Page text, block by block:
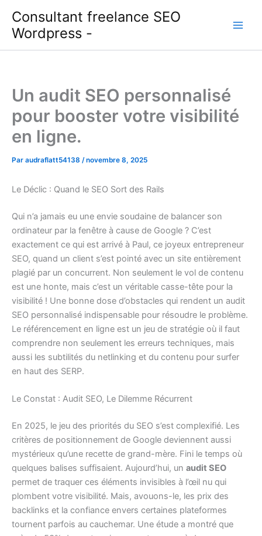
contenu
Consultant freelance SEO
Wordpress -
Un audit SEO personnalisé
pour booster votre visibilité
en ligne.
Par audraflatt54138 /novembre 8, 2025
Le Déclic : Quand le SEO Sort des Rails
Qui n’a jamais eu une envie soudaine de balancer son
ordinateur par la fenêtre à cause de Google ? C’est
exactement ce qui est arrivé à Paul, ce joyeux entrepreneur
SEO, quand un client s’est pointé avec un site entièrement
plagié par un concurrent. Non seulement le vol de contenu
est une honte, mais c’est un véritable casse-tête pour la
visibilité ! Une bonne dose d’obstacles qui rendent un audit
SEO personnalisé indispensable pour résoudre le problème.
Le référencement en ligne est un jeu de stratégie où il faut
comprendre non seulement les erreurs techniques, mais
aussi les subtilités du netlinking et du contenu pour surfer
en haut des SERP.
Le Constat : Audit SEO, Le Dilemme Récurrent
En 2025, le jeu des priorités du SEO s’est complexifié. Les
critères de positionnement de Google deviennent aussi
mystérieux qu’une recette de grand-mère. Fini le temps où
quelques balises suffisaient. Aujourd’hui, un audit SEO
permet de traquer ces éléments invisibles à l’œil nu qui
plombent votre visibilité. Mais, avouons-le, les prix des
backlinks et la confiance envers certaines plateformes
tournent parfois au cauchemar. Une étude a montré que